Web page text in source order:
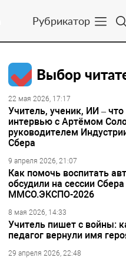
Рубрикатор
Выбор
22 мая 2026, 17:17
Учитель, ученик, ИИ –
интервью с Артёмом
руководителем
Сбера
9 апреля 2026, 21:07
Как помочь воспитать
обсудили на сессии Сбера
ММСО.ЭКСПО-2026
8 мая 2026, 14:33
Учитель пишет с войны:
педагог вернули имя
29 апреля 2026, 22:48